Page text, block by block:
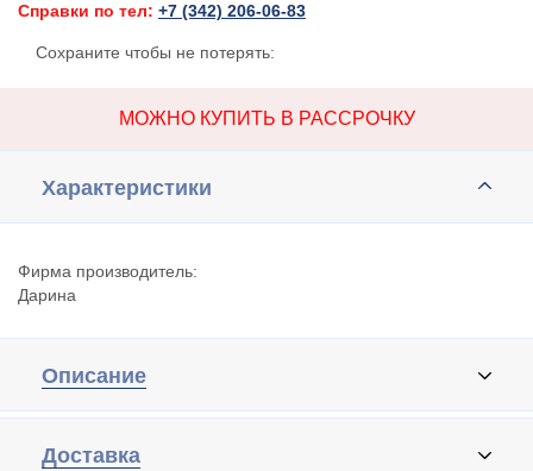
Справки по тел: +7 (342) 206-06-83
Сохраните чтобы не потерять:
МОЖНО КУПИТЬ В РАССРОЧКУ
Характеристики
Фирма производитель:
Дарина
Описание
Доставка